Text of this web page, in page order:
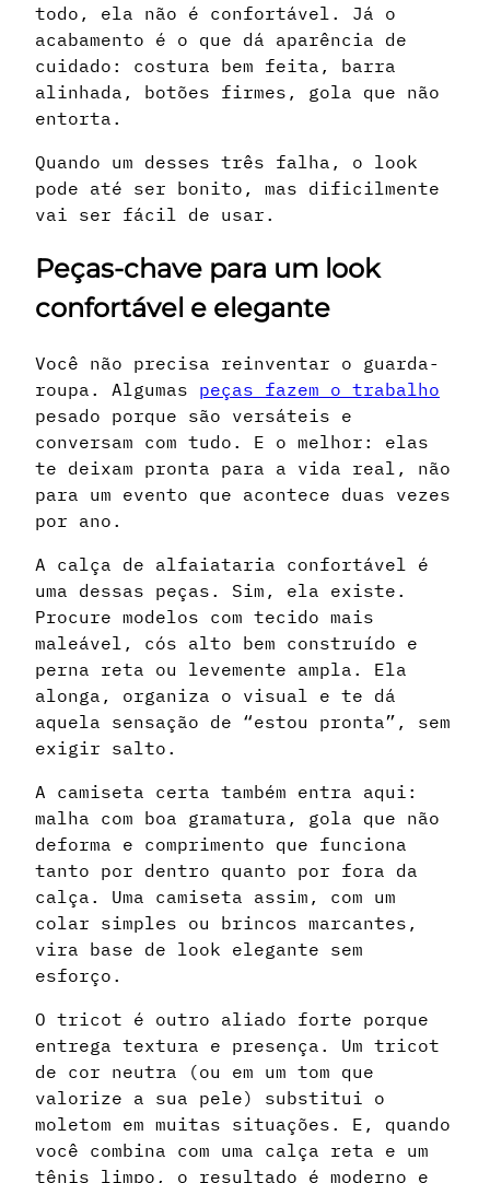
todo, ela não é confortável. Já o
acabamento é o que dá aparência de
cuidado: costura bem feita, barra
alinhada, botões firmes, gola que não
entorta.
Quando um desses três falha, o look
pode até ser bonito, mas dificilmente
vai ser fácil de usar.
Peças-chave para um look
confortável e elegante
Você não precisa reinventar o guarda-
roupa. Algumas peças fazem o trabalho
pesado porque são versáteis e
conversam com tudo. E o melhor: elas
te deixam pronta para a vida real, não
para um evento que acontece duas vezes
por ano.
A calça de alfaiataria confortável é
uma dessas peças. Sim, ela existe.
Procure modelos com tecido mais
maleável, cós alto bem construído e
perna reta ou levemente ampla. Ela
alonga, organiza o visual e te dá
aquela sensação de “estou pronta”, sem
exigir salto.
A camiseta certa também entra aqui:
malha com boa gramatura, gola que não
deforma e comprimento que funciona
tanto por dentro quanto por fora da
calça. Uma camiseta assim, com um
colar simples ou brincos marcantes,
vira base de look elegante sem
esforço.
O tricot é outro aliado forte porque
entrega textura e presença. Um tricot
de cor neutra (ou em um tom que
valorize a sua pele) substitui o
moletom em muitas situações. E, quando
você combina com uma calça reta e um
tênis limpo, o resultado é moderno e